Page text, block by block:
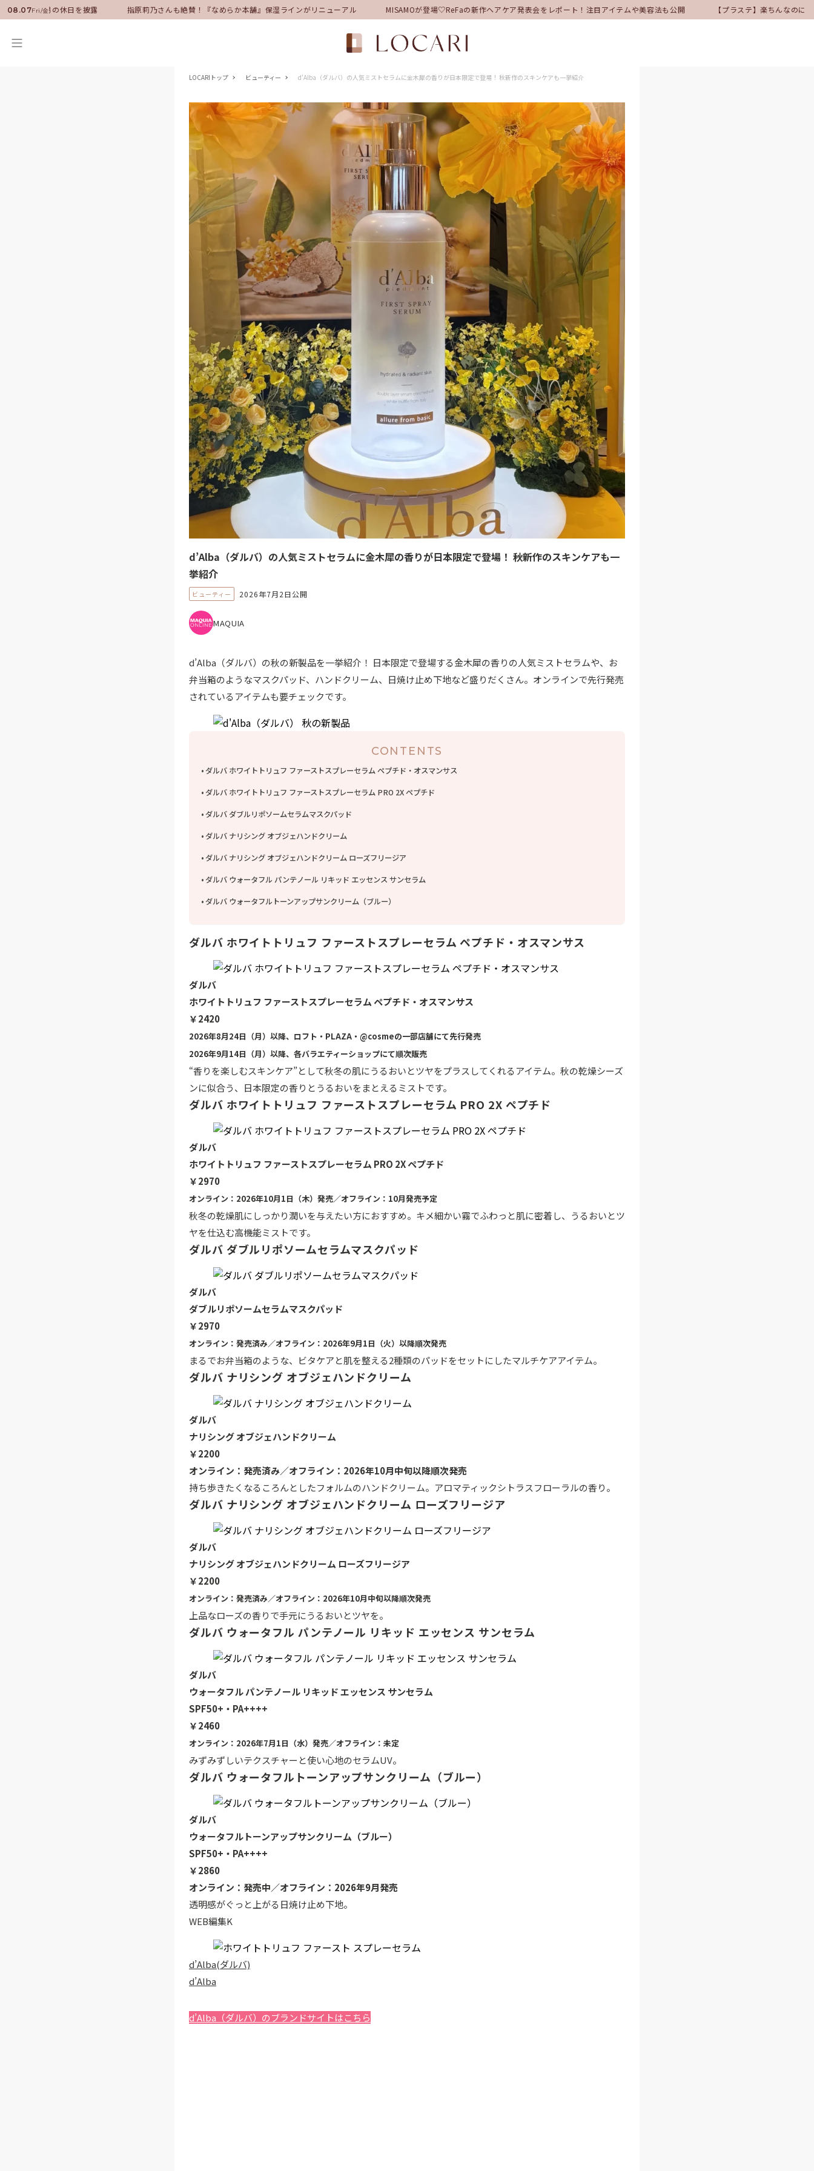
08.07Fri/金
任！いい男の休日を披露 指原莉乃さんも絶賛！『なめらか本舗』保湿ラインがリニューアル MISAMOが登場♡ReFaの新作ヘアケア発表会をレポート！注目アイテムや美容法も公開 【プラステ】楽ちんなのにき
LOCARIトップ ビューティー d’Alba（ダルバ）の人気ミストセラムに金木犀の香りが日本限定で登場！ 秋新作のスキンケアも一挙紹介
d’Alba（ダルバ）の人気ミストセラムに金木犀の香りが日本限定で登場！ 秋新作のスキンケアも一
挙紹介
ビューティー 2026年7月2日公開
MAQUIA
d’Alba（ダルバ）の秋の新製品を一挙紹介！ 日本限定で登場する金木犀の香りの人気ミストセラムや、お
弁当箱のようなマスクパッド、ハンドクリーム、日焼け止め下地など盛りだくさん。オンラインで先行発売
されているアイテムも要チェックです。
CONTENTS
ダルバ ホワイトトリュフ ファーストスプレーセラム ペプチド・オスマンサス
ダルバ ホワイトトリュフ ファーストスプレーセラム PRO 2X ペプチド
ダルバ ダブルリポソームセラムマスクパッド
ダルバ ナリシング オブジェハンドクリーム
ダルバ ナリシング オブジェハンドクリーム ローズフリージア
ダルバ ウォータフル パンテノール リキッド エッセンス サンセラム
ダルバ ウォータフルトーンアップサンクリーム（ブルー）
ダルバ ホワイトトリュフ ファーストスプレーセラム ペプチド・オスマンサス
ダルバ
ホワイトトリュフ ファーストスプレーセラム ペプチド・オスマンサス
￥2420
2026年8月24日（月）以降、ロフト・PLAZA・@cosmeの一部店舗にて先行発売
2026年9月14日（月）以降、各バラエティーショップにて順次販売
“香りを楽しむスキンケア”として秋冬の肌にうるおいとツヤをプラスしてくれるアイテム。秋の乾燥シーズ
ンに似合う、日本限定の香りとうるおいをまとえるミストです。
ダルバ ホワイトトリュフ ファーストスプレーセラム PRO 2X ペプチド
ダルバ
ホワイトトリュフ ファーストスプレーセラム PRO 2X ペプチド
￥2970
オンライン：2026年10月1日（木）発売／オフライン：10月発売予定
秋冬の乾燥肌にしっかり潤いを与えたい方におすすめ。キメ細かい霧でふわっと肌に密着し、うるおいとツ
ヤを仕込む高機能ミストです。
ダルバ ダブルリポソームセラムマスクパッド
ダルバ
ダブルリポソームセラムマスクパッド
￥2970
オンライン：発売済み／オフライン：2026年9月1日（火）以降順次発売
まるでお弁当箱のような、ビタケアと肌を整える2種類のパッドをセットにしたマルチケアアイテム。
ダルバ ナリシング オブジェハンドクリーム
ダルバ
ナリシング オブジェハンドクリーム
￥2200
オンライン：発売済み／オフライン：2026年10月中旬以降順次発売
持ち歩きたくなるころんとしたフォルムのハンドクリーム。アロマティックシトラスフローラルの香り。
ダルバ ナリシング オブジェハンドクリーム ローズフリージア
ダルバ
ナリシング オブジェハンドクリーム ローズフリージア
￥2200
オンライン：発売済み／オフライン：2026年10月中旬以降順次発売
上品なローズの香りで手元にうるおいとツヤを。
ダルバ ウォータフル パンテノール リキッド エッセンス サンセラム
ダルバ
ウォータフル パンテノール リキッド エッセンス サンセラム
SPF50+・PA++++
￥2460
オンライン：2026年7月1日（水）発売／オフライン：未定
みずみずしいテクスチャーと使い心地のセラムUV。
ダルバ ウォータフルトーンアップサンクリーム（ブルー）
ダルバ
ウォータフルトーンアップサンクリーム（ブルー）
SPF50+・PA++++
￥2860
オンライン：発売中／オフライン：2026年9月発売
透明感がぐっと上がる日焼け止め下地。
WEB編集K
d’Alba(ダルバ)
d’Alba
d’Alba（ダルバ）のブランドサイトはこちら